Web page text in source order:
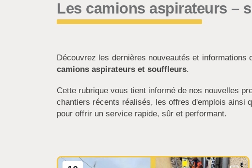
Les camions aspirateurs –
Découvrez les dernières nouveautés et informations
camions aspirateurs et souffleurs.
Cette rubrique vous tient informé de nos nouvelles
chantiers récents réalisés, les offres d'emplois ainsi
pour offrir un service rapide, sûr et performant.
0